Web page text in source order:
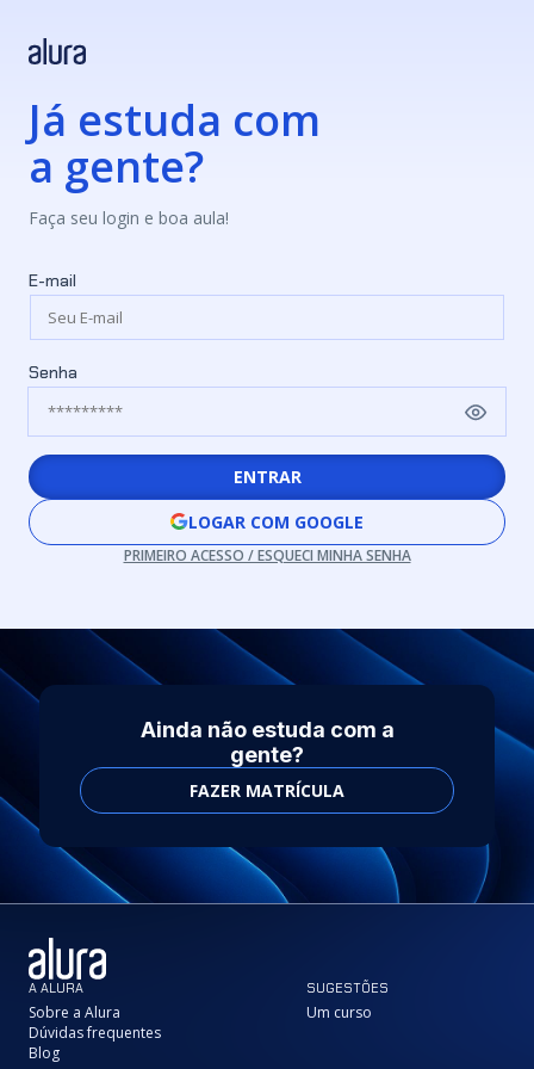
Já estuda com
a gente?
Faça seu login e boa aula!
E-mail
Senha
ENTRAR
LOGAR COM GOOGLE
PRIMEIRO ACESSO / ESQUECI MINHA SENHA
Ainda não estuda com a
gente?
FAZER MATRÍCULA
A ALURA
Sobre a Alura
Dúvidas frequentes
Blog
SUGESTÕES
Um curso